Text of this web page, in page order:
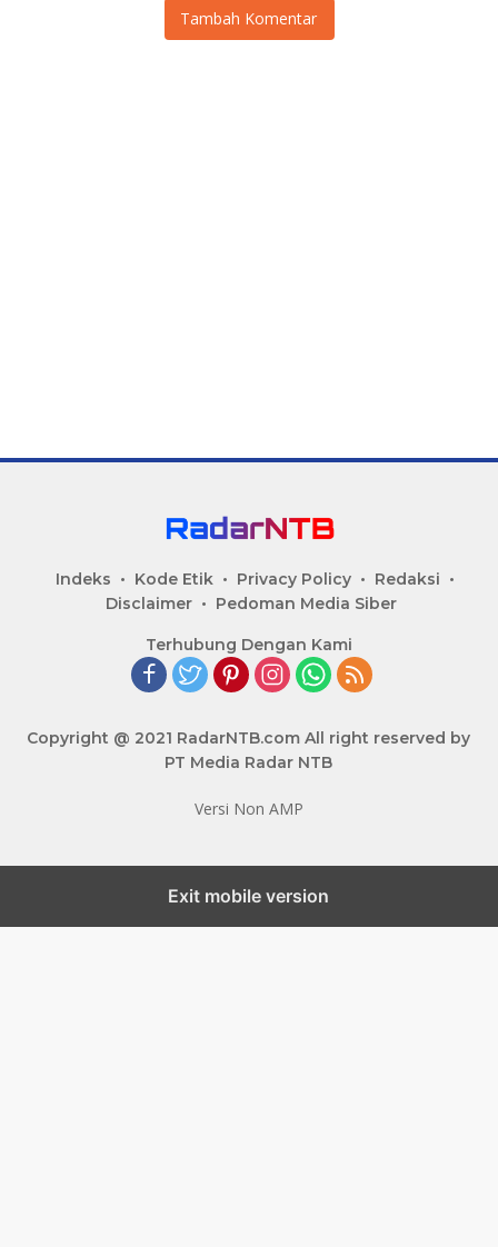
Tambah Komentar
Indeks Kode Etik Privacy Policy
Redaksi
Disclaimer
Pedoman Media Siber
Terhubung Dengan Kami
Copyright @ 2021 RadarNTB.com All right reserved by
PT Media Radar NTB
Versi Non AMP
Exit mobile version